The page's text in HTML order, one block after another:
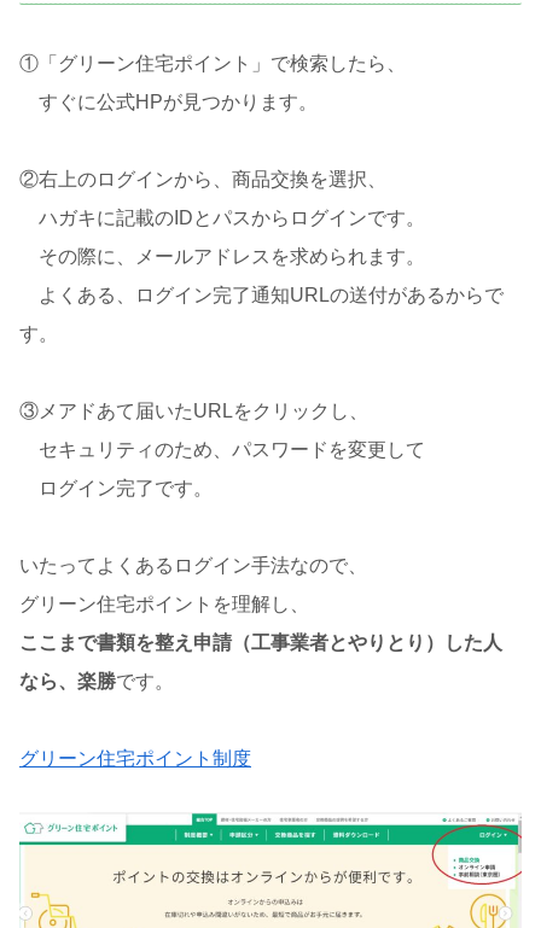
①「グリーン住宅ポイント」で検索したら、
すぐに公式HPが見つかります。
②右上のログインから、商品交換を選択、
ハガキに記載のIDとパスからログインです。
その際に、メールアドレスを求められます。
よくある、ログイン完了通知URLの送付があるからで
す。
③メアドあて届いたURLをクリックし、
セキュリティのため、パスワードを変更して
ログイン完了です。
いたってよくあるログイン手法なので、
グリーン住宅ポイントを理解し、
ここまで書類を整え申請（工事業者とやりとり）した人
なら、楽勝です。
グリーン住宅ポイント制度